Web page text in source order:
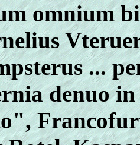
omnium
...
denuo